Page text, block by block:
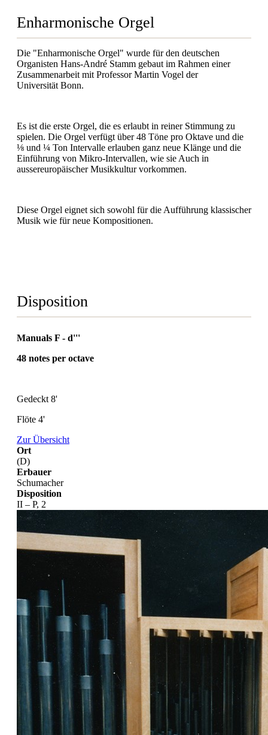
Enharmonische Orgel
Die "Enharmonische Orgel" wurde für den deutschen
Organisten Hans-André Stamm gebaut im Rahmen einer
Zusammenarbeit mit Professor Martin Vogel der
Universität Bonn.
Es ist die erste Orgel, die es erlaubt in reiner Stimmung zu
spielen. Die Orgel verfügt über 48 Töne pro Oktave und die
⅛ und ¼ Ton Intervalle erlauben ganz neue Klänge und die
Einführung von Mikro-Intervallen, wie sie Auch in
aussereuropäischer Musikkultur vorkommen.
Diese Orgel eignet sich sowohl für die Aufführung klassischer
Musik wie für neue Kompositionen.
Disposition
Manuals F - d'''
48 notes per octave
Gedeckt 8'
Flöte 4'
Zur Übersicht
Ort
(D)
Erbauer
Schumacher
Disposition
II – P, 2